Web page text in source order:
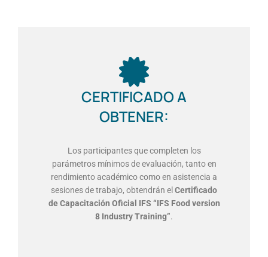
CERTIFICADO A
OBTENER:
Los participantes que completen los
parámetros mínimos de evaluación, tanto en
rendimiento académico como en asistencia a
sesiones de trabajo, obtendrán el Certificado
de Capacitación Oficial IFS “IFS Food version
8 Industry Training”.